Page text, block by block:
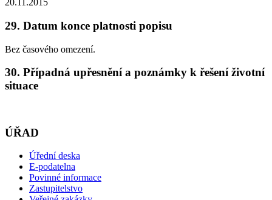
20.11.2015
29. Datum konce platnosti popisu
Bez časového omezení.
30. Případná upřesnění a poznámky k řešení životní
situace
ÚŘAD
Úřední deska
E-podatelna
Povinné informace
Zastupitelstvo